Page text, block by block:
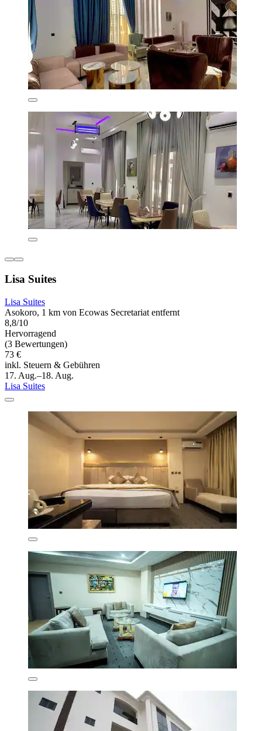
Lisa Suites
Lisa Suites
Asokoro, 1 km von Ecowas Secretariat entfernt
8,8/10
Hervorragend
(3 Bewertungen)
73 €
inkl. Steuern & Gebühren
17. Aug.–18. Aug.
Lisa Suites